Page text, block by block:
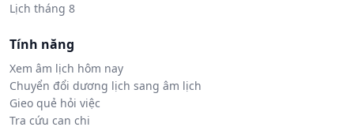
Lịch tháng 8
Tính năng
Xem âm lịch hôm nay
Chuyển đổi dương lịch sang âm lịch
Gieo quẻ hỏi việc
Tra cứu can chi